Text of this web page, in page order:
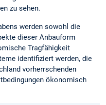
zu sehen.
werden sowohl die
dieser Anbauform
Tragfähigkeit
identifiziert werden, die
vorherrschenden
ökonomisch